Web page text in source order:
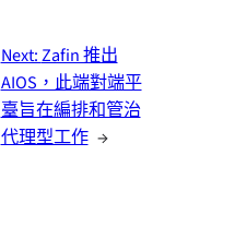
Next:Zafin 推出
AIOS，此端對端平
臺旨在編排和管治
代理型工作 →